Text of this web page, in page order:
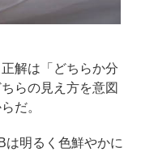
解は「どちらか分
らの見え方を意図
だ。
は明るく色鮮やかに